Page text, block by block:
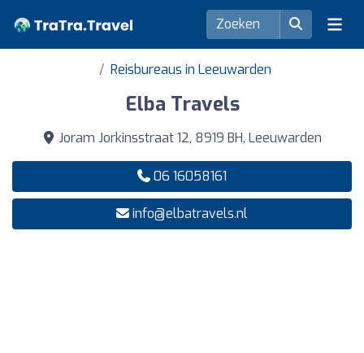
Reisbureaus in Leeuwarden
Elba Travels
Joram Jorkinsstraat 12, 8919 BH, Leeuwarden
06 16058161
info@elbatravels.nl